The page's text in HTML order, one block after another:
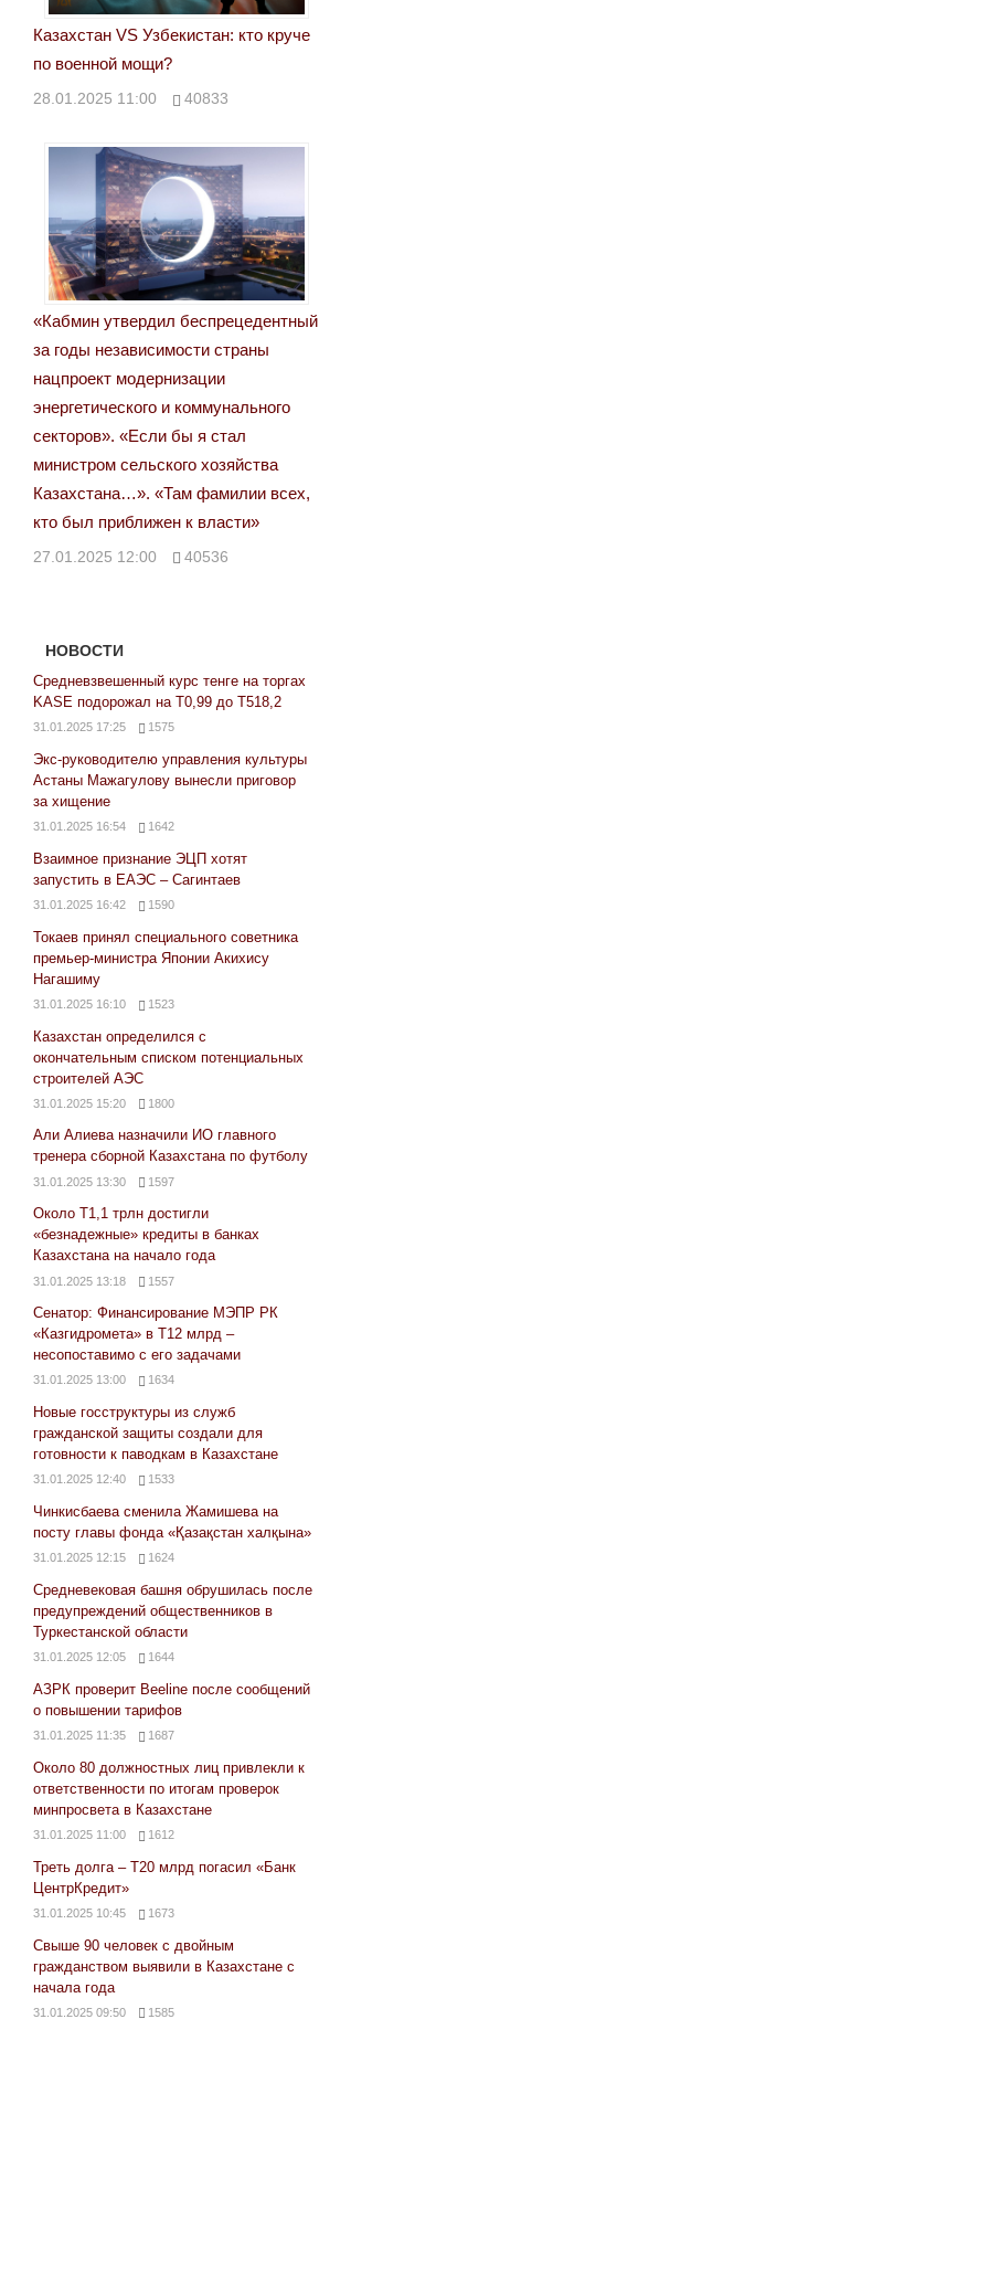
Казахстан VS Узбекистан: кто круче
по военной мощи?
28.01.2025 11:00 40833
«Кабмин утвердил беспрецедентный
за годы независимости страны
нацпроект модернизации
энергетического и коммунального
секторов». «Если бы я стал
министром сельского хозяйства
Казахстана…». «Там фамилии всех,
кто был приближен к власти»
27.01.2025 12:00 40536
НОВОСТИ
Средневзвешенный курс тенге на торгах
KASE подорожал на Т0,99 до Т518,2
31.01.2025 17:25 1575
Экс-руководителю управления культуры
Астаны Мажагулову вынесли приговор
за хищение
31.01.2025 16:54 1642
Взаимное признание ЭЦП хотят
запустить в ЕАЭС – Сагинтаев
31.01.2025 16:42 1590
Токаев принял специального советника
премьер-министра Японии Акихису
Нагашиму
31.01.2025 16:10 1523
Казахстан определился с
окончательным списком потенциальных
строителей АЭС
31.01.2025 15:20 1800
Али Алиева назначили ИО главного
тренера сборной Казахстана по футболу
31.01.2025 13:30 1597
Около Т1,1 трлн достигли
«безнадежные» кредиты в банках
Казахстана на начало года
31.01.2025 13:18 1557
Сенатор: Финансирование МЭПР РК
«Казгидромета» в Т12 млрд –
несопоставимо с его задачами
31.01.2025 13:00 1634
Новые госструктуры из служб
гражданской защиты создали для
готовности к паводкам в Казахстане
31.01.2025 12:40 1533
Чинкисбаева сменила Жамишева на
посту главы фонда «Қазақстан халқына»
31.01.2025 12:15 1624
Средневековая башня обрушилась после
предупреждений общественников в
Туркестанской области
31.01.2025 12:05 1644
АЗРК проверит Beeline после сообщений
о повышении тарифов
31.01.2025 11:35 1687
Около 80 должностных лиц привлекли к
ответственности по итогам проверок
минпросвета в Казахстане
31.01.2025 11:00 1612
Треть долга – Т20 млрд погасил «Банк
ЦентрКредит»
31.01.2025 10:45 1673
Свыше 90 человек с двойным
гражданством выявили в Казахстане с
начала года
31.01.2025 09:50 1585